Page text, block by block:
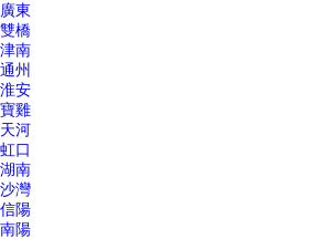
廣東
雙橋
津南
通州
淮安
寶雞
天河
虹口
湖南
沙灣
信陽
南陽